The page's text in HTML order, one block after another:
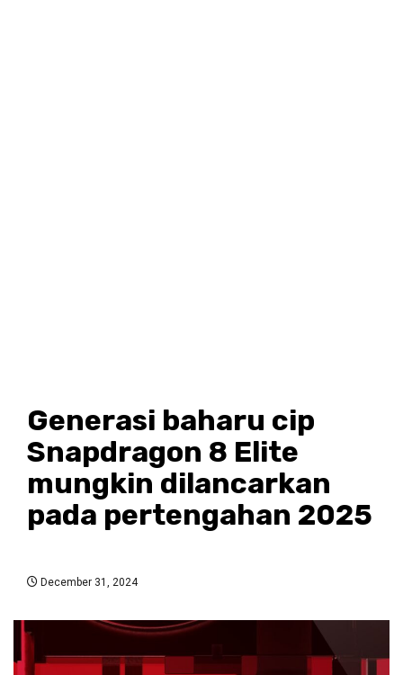
Generasi baharu cip
Snapdragon 8 Elite
mungkin dilancarkan
pada pertengahan 2025
December 31, 2024